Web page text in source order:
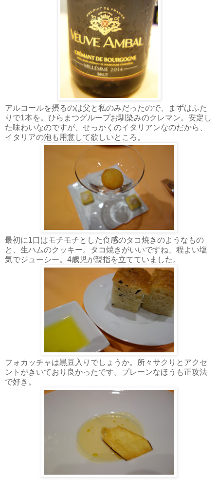
アルコールを摂るのは父と私のみだったので、まずはふた
りで1本を。ひらまつグループお馴染みのクレマン。安定し
た味わいなのですが、せっかくのイタリアンなのだから、
イタリアの泡も用意して欲しいところ。
最初に1口はモチモチとした食感のタコ焼きのようなもの
と、生ハムのクッキー。タコ焼きがいいですね、程よい塩
気でジューシー。4歳児が親指を立てていました。
フォカッチャは黒豆入りでしょうか。所々サクりとアクセ
ントがきいており良かったです。プレーンなほうも正攻法
で好き。